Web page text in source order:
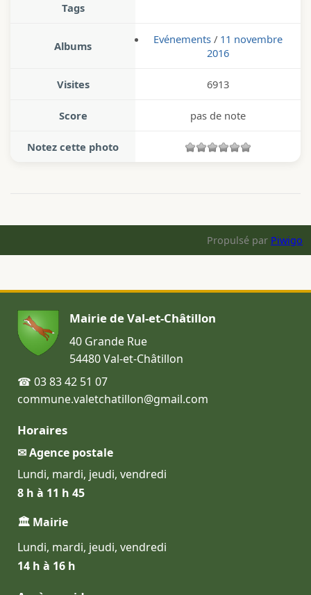
Tags
Albums Evénements / 11 novembre
2016
Visites 6913
Score pas de note
Notez cette photo
Propulsé par Piwigo
Mairie de Val-et-Châtillon
40 Grande Rue
54480 Val-et-Châtillon
☎ 03 83 42 51 07
commune.valetchatillon@gmail.com
Horaires
✉ Agence postale
Lundi, mardi, jeudi, vendredi
8 h à 11 h 45
🏛 Mairie
Lundi, mardi, jeudi, vendredi
14 h à 16 h